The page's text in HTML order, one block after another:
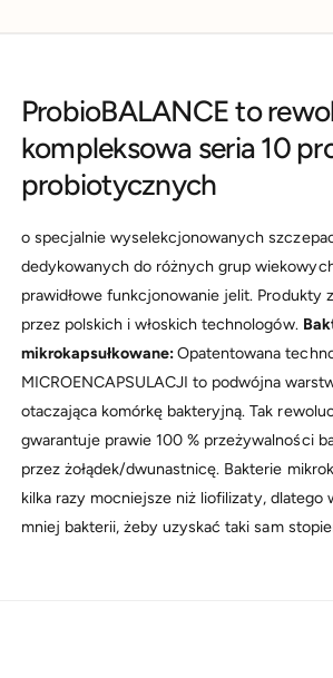
ProbioBALANCE to
kompleksowa seria 10
probiotycznych
o specjalnie wyselekcjonowanych
dedykowanych do różnych grup
prawidłowe funkcjonowanie jelit. Produkty
przez polskich i włoskich technologów.
mikrokapsułkowane:Opatentowana
MICROENCAPSULACJI to podwójna
otaczająca komórkę bakteryjną. Tak
gwarantuje prawie 100 % przeżywalności
przez żołądek/dwunastnicę. Bakterie
kilka razy mocniejsze niż liofilizaty, dlatego
mniej bakterii, żeby uzyskać taki sam